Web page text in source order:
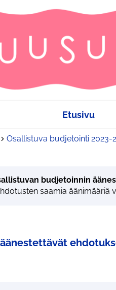
Etusivu
Osallistuva budjetointi 2023-
budjetoinnin
saamia äänimääriä